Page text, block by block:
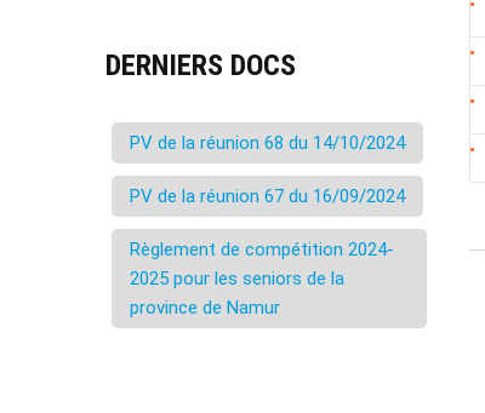
DERNIERS DOCS
PV de la réunion 68 du 14/10/2024
PV de la réunion 67 du 16/09/2024
Règlement de compétition 2024-
2025 pour les seniors de la
province de Namur